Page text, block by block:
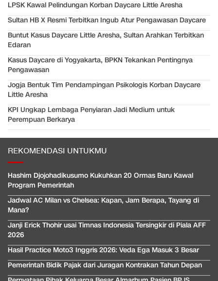
LPSK Kawal Pelindungan Korban Daycare Little Aresha
Sultan HB X Resmi Terbitkan Ingub Atur Pengawasan Daycare
Buntut Kasus Daycare Little Aresha, Sultan Arahkan Terbitkan
Edaran
Kasus Daycare di Yogyakarta, BPKN Tekankan Pentingnya
Pengawasan
Jogja Bentuk Tim Pendampingan Psikologis Korban Daycare
Little Aresha
KPI Ungkap Lembaga Penyiaran Jadi Medium untuk
Perempuan Berkarya
REKOMENDASI UNTUKMU
Hashim Djojohadikusumo Kukuhkan 20 Ormas Baru Kawal
Program Pemerintah
Jadwal AC Milan vs Chelsea: Kapan, Jam Berapa, Tayang di
Mana?
Janji Erick Thohir usai Timnas Indonesia Tersingkir di Piala AFF
2026
Hasil Practice Moto3 Inggris 2026: Veda Ega Masuk 3 Besar
Pemerintah Bidik Pajak dari Juragan Kontrakan Tahun Depan